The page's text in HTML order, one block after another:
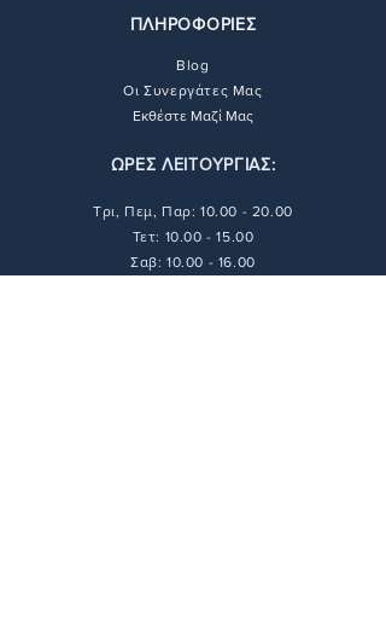
ΠΛΗΡΟΦΟΡΙΕΣ
Blog
Οι Συνεργάτες Μας
Εκθέστε Μαζί Μας
ΩΡΕΣ ΛΕΙΤΟΥΡΓΙΑΣ:
Τρι, Πεμ, Παρ:10.00 - 20.00
Τετ: 10.00 - 15.00
Σαβ: 10.00 - 16.00